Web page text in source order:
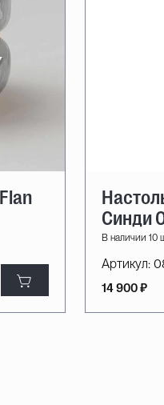
Синди
В наличии 10
Артикул:
14 900 ₽